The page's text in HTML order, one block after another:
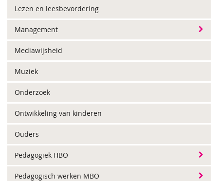
Lezen en leesbevordering
Management
Mediawijsheid
Muziek
Onderzoek
Ontwikkeling van kinderen
Ouders
Pedagogiek HBO
Pedagogisch werken MBO